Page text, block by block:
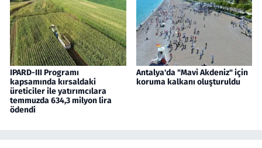
IPARD-III Programı
kapsamında kırsaldaki
üreticiler ile yatırımcılara
temmuzda 634,3 milyon lira
ödendi
Antalya'da "Mavi Akdeniz" için
koruma kalkanı oluşturuldu